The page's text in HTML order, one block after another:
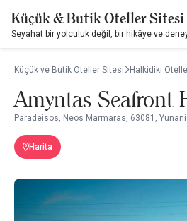
Küçük & Butik Oteller Sitesi
Seyahat bir yolculuk değil, bir hikâye ve
Küçük ve Butik Oteller Sitesi Halkidiki
Amyntas Seafront
Paradeisos, Neos Marmaras, 63081,
Harita